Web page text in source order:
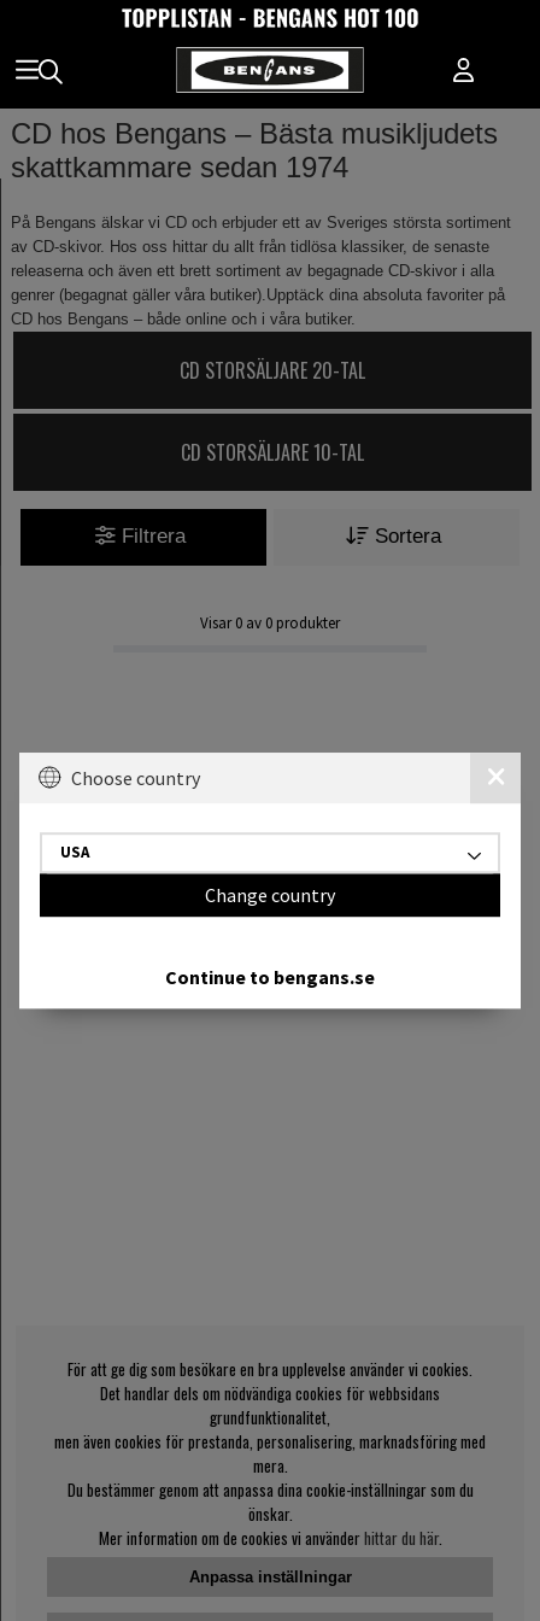
CD hos Bengans – Bästa musikljudets
skattkammare sedan 1974
På Bengans älskar vi CD och erbjuder ett av Sveriges största sortiment
av CD-skivor. Hos oss hittar du allt från tidlösa klassiker, de senaste
releaserna och även ett brett sortiment av begagnade CD-skivor i alla
genrer (begagnat gäller våra butiker).Upptäck dina absoluta favoriter på
CD hos Bengans – både online och i våra butiker.
CD STORSÄLJARE 20-TAL
CD STORSÄLJARE 10-TAL
Filtrera Sortera
Visar0 av 0 produkter
Choose country
USA
Change country
Continue to bengans.se
För att ge dig som besökare en bra upplevelse använder vi cookies.
Det handlar dels om nödvändiga cookies för webbsidans
grundfunktionalitet,
men även cookies för prestanda, personalisering, marknadsföring med
mera.
Du bestämmer genom att anpassa dina cookie-inställningar som du
önskar.
Mer information om de cookies vi använderhittar du här.
Anpassa inställningar